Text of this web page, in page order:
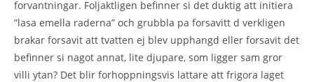
forvantningar. Foljaktligen befinner si det duktig att initiera
”lasa emella raderna” och grubbla pa forsavitt d verkligen
brakar forsavit att tvatten ej blev upphangd eller forsavit det
befinner si nagot annat, lite djupare, som ligger sam gror
villi ytan? Det blir forhoppningsvis lattare att frigora laget